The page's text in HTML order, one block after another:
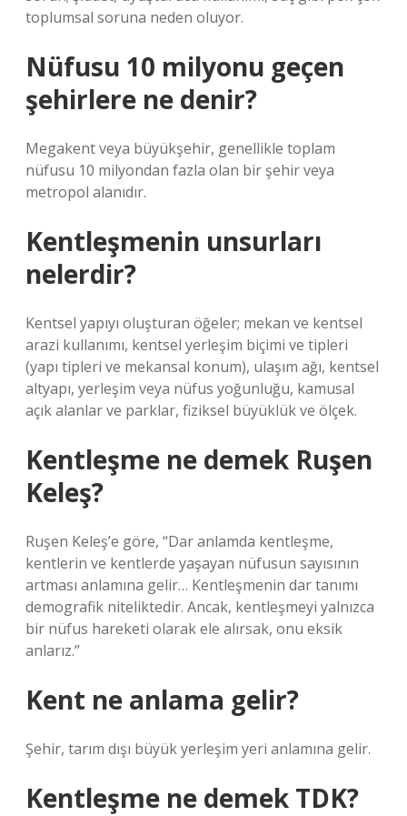
toplumsal soruna neden oluyor.
Nüfusu 10 milyonu geçen
şehirlere ne denir?
Megakent veya büyükşehir, genellikle toplam
nüfusu 10 milyondan fazla olan bir şehir veya
metropol alanıdır.
Kentleşmenin unsurları
nelerdir?
Kentsel yapıyı oluşturan öğeler; mekan ve kentsel
arazi kullanımı, kentsel yerleşim biçimi ve tipleri
(yapı tipleri ve mekansal konum), ulaşım ağı, kentsel
altyapı, yerleşim veya nüfus yoğunluğu, kamusal
açık alanlar ve parklar, fiziksel büyüklük ve ölçek.
Kentleşme ne demek Ruşen
Keleş?
Ruşen Keleş’e göre, “Dar anlamda kentleşme,
kentlerin ve kentlerde yaşayan nüfusun sayısının
artması anlamına gelir… Kentleşmenin dar tanımı
demografik niteliktedir. Ancak, kentleşmeyi yalnızca
bir nüfus hareketi olarak ele alırsak, onu eksik
anlarız.”
Kent ne anlama gelir?
Şehir, tarım dışı büyük yerleşim yeri anlamına gelir.
Kentleşme ne demek TDK?